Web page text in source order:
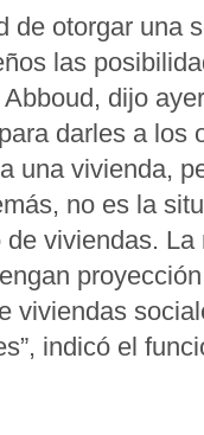
de otorgar una
las
dijo
darles a los
una vivienda,
no es la
viviendas.
viviendas
indicó el